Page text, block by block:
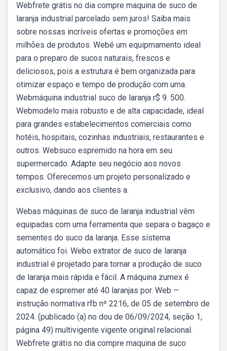
Webfrete grátis no dia compre maquina de suco de
laranja industrial parcelado sem juros! Saiba mais
sobre nossas incríveis ofertas e promoções em
milhões de produtos. Webé um equipmamento ideal
para o preparo de sucos naturais, frescos e
deliciosos, pois a estrutura é bem organizada para
otimizar espaço e tempo de produção com uma.
Webmáquina industrial suco de laranja r$ 9. 500.
Webmodelo mais robusto e de alta capacidade, ideal
para grandes estabelecimentos comerciais como
hotéis, hospitais, cozinhas industriais, restaurantes e
outros. Websuco espremido na hora em seu
supermercado. Adapte seu negócio aos novos
tempos. Oferecemos um projeto personalizado e
exclusivo, dando aos clientes a.
Webas máquinas de suco de laranja industrial vêm
equipadas com uma ferramenta que separa o bagaço e
sementes do suco da laranja. Esse sistema
automático foi. Webo extrator de suco de laranja
industrial é projetado para tornar a produção de suco
de laranja mais rápida e fácil. A máquina zumex é
capaz de espremer até 40 laranjas por. Web —
instrução normativa rfb nº 2216, de 05 de setembro de
2024. (publicado (a) no dou de 06/09/2024, seção 1,
página 49) multivigente vigente original relacional.
Webfrete grátis no dia compre maquina de suco